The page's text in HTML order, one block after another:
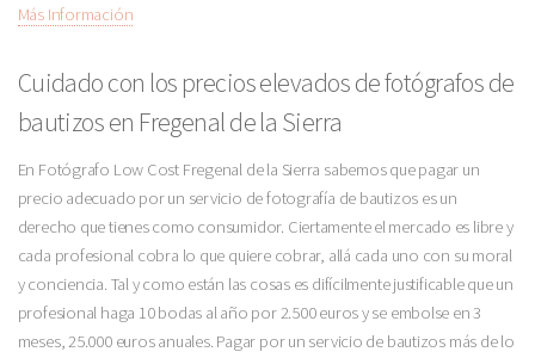
Más Información
Cuidado con los precios elevados de fotógrafos de
bautizos en Fregenal de la Sierra
En Fotógrafo Low Cost Fregenal de la Sierra sabemos que pagar un
precio adecuado por un servicio de fotografía de bautizos es un
derecho que tienes como consumidor. Ciertamente el mercado es libre y
cada profesional cobra lo que quiere cobrar, allá cada uno con su moral
y conciencia. Tal y como están las cosas es difícilmente justificable que un
profesional haga 10 bodas al año por 2.500 euros y se embolse en 3
meses, 25.000 euros anuales. Pagar por un servicio de bautizos más de lo